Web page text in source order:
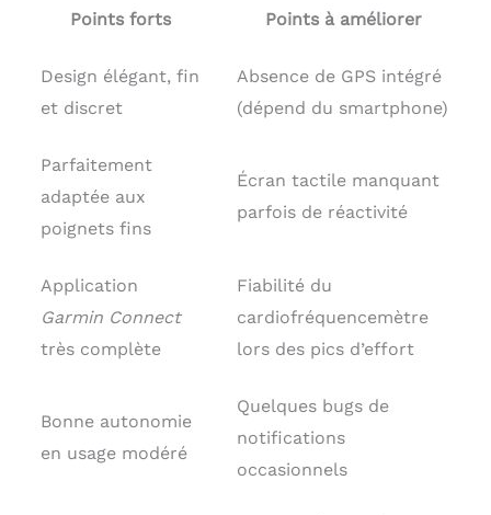
Points forts Points à améliorer
Design élégant, fin
et discret
Absence de GPS intégré
(dépend du smartphone)
Parfaitement
adaptée aux
poignets fins
Écran tactile manquant
parfois de réactivité
Application
Garmin Connect
très complète
Fiabilité du
cardiofréquencemètre
lors des pics d’effort
Bonne autonomie
en usage modéré
Quelques bugs de
notifications
occasionnels